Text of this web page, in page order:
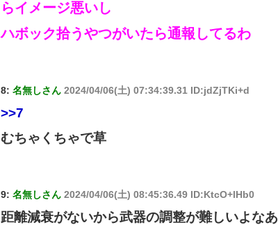
らイメージ悪いし
ハボック拾うやつがいたら通報してるわ
8: 名無しさん 2024/04/06(土) 07:34:39.31 ID:jdZjTKi+d
>>7
むちゃくちゃで草
9: 名無しさん 2024/04/06(土) 08:45:36.49 ID:KtcO+lHb0
距離減衰がないから武器の調整が難しいよなあ